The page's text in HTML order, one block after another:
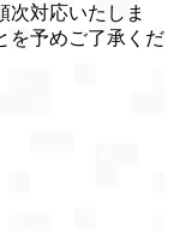
次対応いたしま
を予めご了承くだ